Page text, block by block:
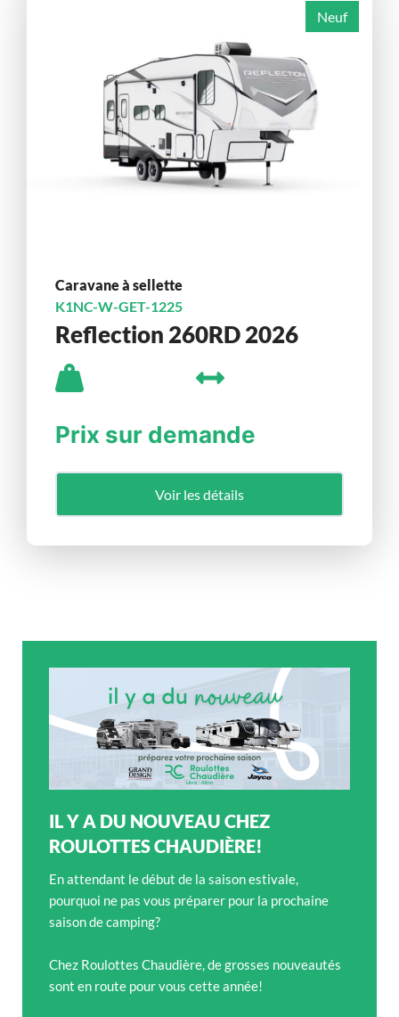
Neuf
Caravane à sellette
K1NC-W-GET-1225
Reflection 260RD 2026
Prix sur demande
Voir les détails
IL Y A DU NOUVEAU CHEZ
ROULOTTES CHAUDIÈRE!
En attendant le début de la saison estivale,
pourquoi ne pas vous préparer pour la prochaine
saison de camping?
Chez Roulottes Chaudière, de grosses nouveautés
sont en route pour vous cette année!